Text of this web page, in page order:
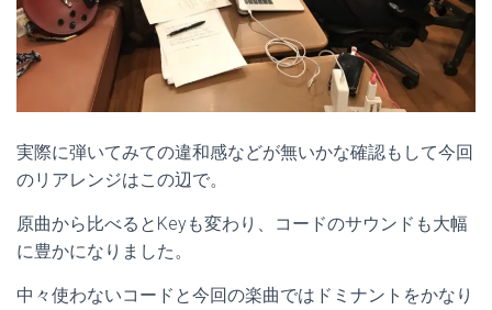
実際に弾いてみての違和感などが無いかな確認もして今回
のリアレンジはこの辺で。
原曲から比べるとKeyも変わり、コードのサウンドも大幅
に豊かになりました。
中々使わないコードと今回の楽曲ではドミナントをかなり